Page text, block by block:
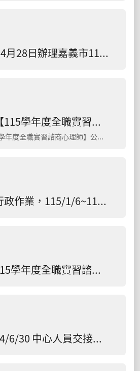
本中心115年4月28日辦理嘉義市114學年度中輟生預防追蹤與復學輔導工作實施計畫–中輟復學輔導知能研習，歡迎踴躍報名參加!!(報名至115/04/24截止)
本中心錄取【115學年度全職實習諮商心理師】公告
本中心錄取【115學年度全職實習諮商心理師】公告 【115學年度全職實習心理師 3 名】 正取：丁O瑄、鄭O妡、秦O敏
因中心內部行政作業，115/1/6~115/1/18停止服務
本中心招募115學年度全職實習諮商心理師公告(申請期間：即日起至115年1月16日止)
114/6/20-114/6/30 中心人員交接暫停行政業務，預計7/1恢復(已預約諮商者不受影響)